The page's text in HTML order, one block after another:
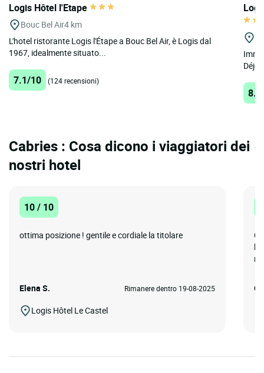
Logis Hôtel l'Etape
Bouc Bel Air4 km
L'hotel ristorante Logis l'Étape a Bouc Bel Air, è Logis dal
1967, idealmente situato...
7.1/10 (124 recensioni)
Cabries : Cosa dicono i viaggiatori dei
nostri hotel
10 / 10
ottima posizione ! gentile e cordiale la titolare
Elena S. Rimanere dentro 19-08-2025
Logis Hôtel Le Castel